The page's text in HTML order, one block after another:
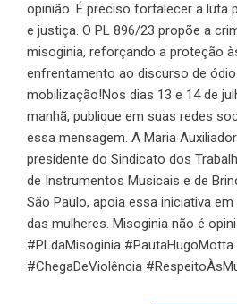
opinião. É preciso fortalecer a luta
e justiça. O PL 896/23 propõe a
misoginia, reforçando a proteção
enfrentamento ao discurso de
mobilização!Nos dias 13 e 14 de
manhã, publique em suas redes
essa mensagem. A Maria
presidente do Sindicato dos
de Instrumentos Musicais e de
São Paulo, apoia essa iniciativa
das mulheres. Misoginia não é
#PLdaMisoginia #PautaHugoMotta
#ChegaDeViolência